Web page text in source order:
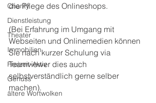
Charity
Dienstleistung
Theater
Immobilien
Freizeit-Aktiv
Genuss
ältere Wortwolken
die Pflege des Onlineshops.
(Bei Erfahrung im Umgang mit
Webseiten und Onlinemedien können
Sie nach kurzer Schulung via
Teamviewer dies auch
selbstverständlich gerne selber
machen).